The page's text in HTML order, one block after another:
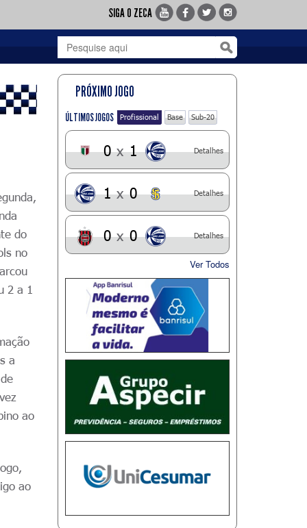
SIGA O ZECA
do
no
2 a 1
a
ao
ao
PRÓXIMO JOGO
ÚLTIMOS JOGOS Profissional Base Sub-20
0 x 1 Detalhes
1 x 0 Detalhes
0 x 0 Detalhes
Ver Todos